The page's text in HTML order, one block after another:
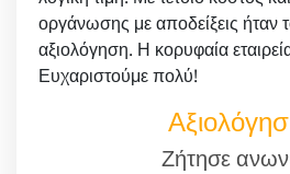
οργάνωσης με αποδείξεις ήταν
αξιολόγηση. Η κορυφαία
Ευχαριστούμε πολύ!
Ζήτησε